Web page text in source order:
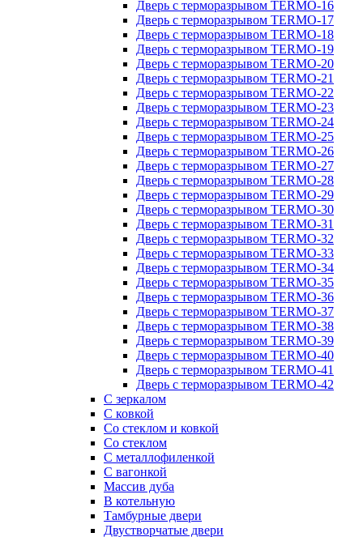
Дверь с терморазрывом TERMO-16
Дверь с терморазрывом TERMO-17
Дверь с терморазрывом TERMO-18
Дверь с терморазрывом TERMO-19
Дверь с терморазрывом TERMO-20
Дверь с терморазрывом TERMO-21
Дверь с терморазрывом TERMO-22
Дверь с терморазрывом TERMO-23
Дверь с терморазрывом TERMO-24
Дверь с терморазрывом TERMO-25
Дверь с терморазрывом TERMO-26
Дверь с терморазрывом TERMO-27
Дверь с терморазрывом TERMO-28
Дверь с терморазрывом TERMO-29
Дверь с терморазрывом TERMO-30
Дверь с терморазрывом TERMO-31
Дверь с терморазрывом TERMO-32
Дверь с терморазрывом TERMO-33
Дверь с терморазрывом TERMO-34
Дверь с терморазрывом TERMO-35
Дверь с терморазрывом TERMO-36
Дверь с терморазрывом TERMO-37
Дверь с терморазрывом TERMO-38
Дверь с терморазрывом TERMO-39
Дверь с терморазрывом TERMO-40
Дверь с терморазрывом TERMO-41
Дверь с терморазрывом TERMO-42
С зеркалом
С ковкой
Со стеклом и ковкой
Со стеклом
C металлофиленкой
С вагонкой
Массив дуба
В котельную
Тамбурные двери
Двустворчатые двери